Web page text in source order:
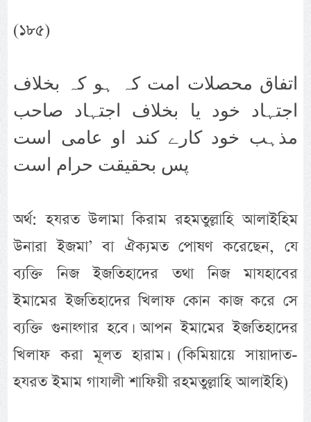
(১৮৫)
اتفاق محصلات امت کہ ہو کہ بخلاف
اجتہاد خود یا بخلاف اجتہاد صاحب
مذہب خود کارے کند او عامی است
پس بحقیقت حرام است
অর্থ: হযরত উলামা কিরাম রহমতুল্লাহি আলাইহিম
উনারা ইজমা’ বা ঐক্যমত পোষণ করেছেন, যে
ব্যক্তি নিজ ইজতিহাদের তথা নিজ মাযহাবের
ইমামের ইজতিহাদের খিলাফ কোন কাজ করে সে
ব্যক্তি গুনাহ্গার হবে। আপন ইমামের ইজতিহাদের
খিলাফ করা মূলত হারাম। (কিমিয়ায়ে সায়াদাত-
হযরত ইমাম গাযালী শাফিয়ী রহমতুল্লাহি আলাইহি)